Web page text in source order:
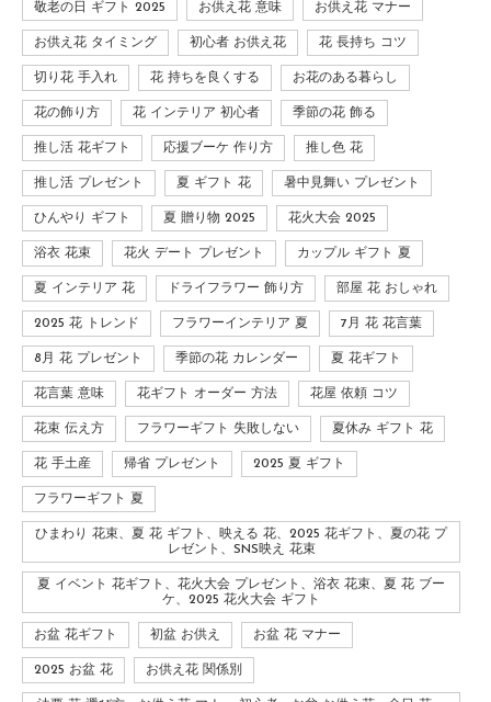
敬老の日 ギフト 2025 お供え花 意味 お供え花 マナー
お供え花 タイミング 初心者 お供え花 花 長持ち コツ
切り花 手入れ 花 持ちを良くする お花のある暮らし
花の飾り方 花 インテリア 初心者 季節の花 飾る
推し活 花ギフト 応援ブーケ 作り方 推し色 花
推し活 プレゼント 夏 ギフト 花 暑中見舞い プレゼント
ひんやり ギフト 夏 贈り物 2025 花火大会 2025
浴衣 花束 花火 デート プレゼント カップル ギフト 夏
夏 インテリア 花 ドライフラワー 飾り方 部屋 花 おしゃれ
2025 花 トレンド フラワーインテリア 夏 7月 花 花言葉
8月 花 プレゼント 季節の花 カレンダー 夏 花ギフト
花言葉 意味 花ギフト オーダー 方法 花屋 依頼 コツ
花束 伝え方 フラワーギフト 失敗しない 夏休み ギフト 花
花 手土産 帰省 プレゼント 2025 夏 ギフト
フラワーギフト 夏
ひまわり 花束、夏 花 ギフト、映える 花、2025 花ギフト、夏の花 プ
レゼント、SNS映え 花束
夏 イベント 花ギフト、花火大会 プレゼント、浴衣 花束、夏 花 ブー
ケ、2025 花火大会 ギフト
お盆 花ギフト 初盆 お供え お盆 花 マナー
2025 お盆 花 お供え花 関係別